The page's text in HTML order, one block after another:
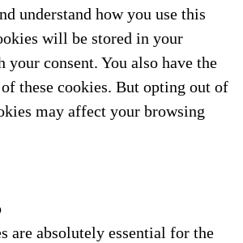
understand how you use this
will be stored in your
consent. You also have the
these cookies. But opting out of
may affect your browsing
are absolutely essential for the